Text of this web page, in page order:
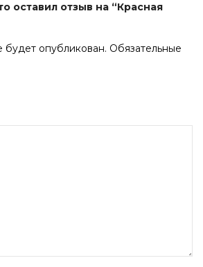
оставил отзыв на “Красная
опубликован. Обязательные